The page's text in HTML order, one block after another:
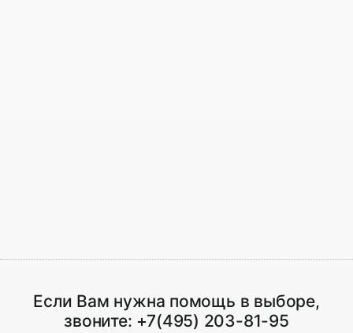
Если Вам нужна помощь в выборе,
звоните: +7(495) 203-81-95